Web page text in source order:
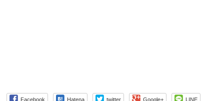
Facebook Hatena twitter Google+ LINE